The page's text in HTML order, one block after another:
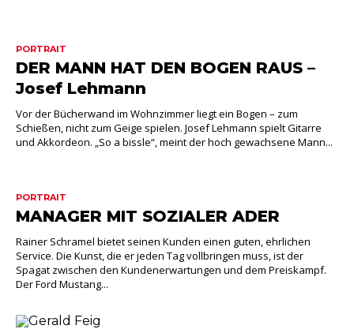
PORTRAIT
DER MANN HAT DEN BOGEN RAUS –
Josef Lehmann
Vor der Bücherwand im Wohnzimmer liegt ein Bogen – zum
Schießen, nicht zum Geige spielen. Josef Lehmann spielt Gitarre
und Akkordeon. „So a bissle“, meint der hoch gewachsene Mann...
PORTRAIT
MANAGER MIT SOZIALER ADER
Rainer Schramel bietet seinen Kunden einen guten, ehrlichen
Service. Die Kunst, die er jeden Tag vollbringen muss, ist der
Spagat zwischen den Kundenerwartungen und dem Preiskampf.
Der Ford Mustang...